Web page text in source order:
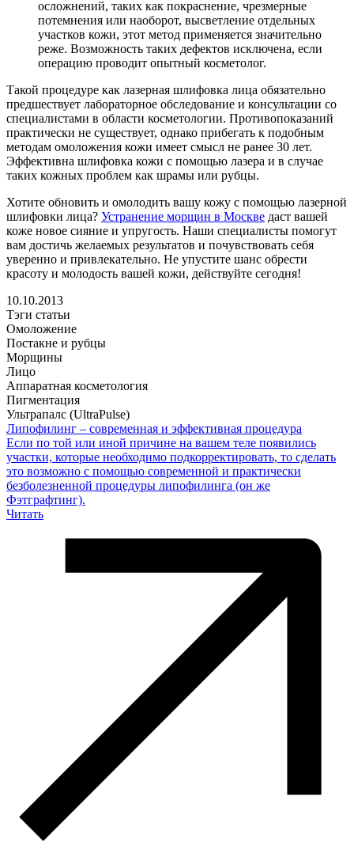
осложнений, таких как покраснение, чрезмерные
потемнения или наоборот, высветление отдельных
участков кожи, этот метод применяется значительно
реже. Возможность таких дефектов исключена, если
операцию проводит опытный косметолог.
Такой процедуре как лазерная шлифовка лица обязательно
предшествует лабораторное обследование и консультации со
специалистами в области косметологии. Противопоказаний
практически не существует, однако прибегать к подобным
методам омоложения кожи имеет смысл не ранее 30 лет.
Эффективна шлифовка кожи с помощью лазера и в случае
таких кожных проблем как шрамы или рубцы.
Хотите обновить и омолодить вашу кожу с помощью лазерной
шлифовки лица? Устранение морщин в Москве даст вашей
коже новое сияние и упругость. Наши специалисты помогут
вам достичь желаемых результатов и почувствовать себя
уверенно и привлекательно. Не упустите шанс обрести
красоту и молодость вашей кожи, действуйте сегодня!
10.10.2013
Тэги статьи
Омоложение
Постакне и рубцы
Морщины
Лицо
Аппаратная косметология
Пигментация
Ультрапалс (UltraPulse)
Липофилинг – современная и эффективная процедура
Если по той или иной причине на вашем теле появились
участки, которые необходимо подкорректировать, то сделать
это возможно с помощью современной и практически
безболезненной процедуры липофилинга (он же
Фэтграфтинг).
Читать